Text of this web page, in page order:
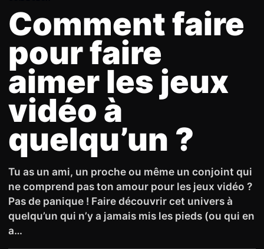
Comment faire
pour faire
aimer les jeux
vidéo à
quelqu’un ?
Tu as un ami, un proche ou même un conjoint qui
ne comprend pas ton amour pour les jeux vidéo ?
Pas de panique ! Faire découvrir cet univers à
quelqu’un qui n’y a jamais mis les pieds (ou qui en
a…